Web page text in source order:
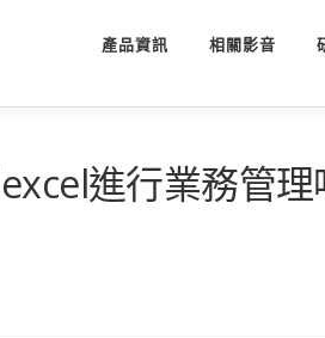
產品資訊 相關影音
進行業務管